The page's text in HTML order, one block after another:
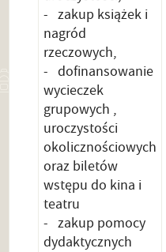
- zakup książek i
nagród
rzeczowych,
- dofinansowanie
wycieczek
grupowych ,
uroczystości
okolicznościowych
oraz biletów
wstępu do kina i
teatru
- zakup pomocy
dydaktycznych